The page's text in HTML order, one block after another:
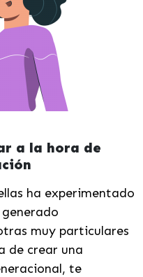
a la hora de
ha experimentado
muy particulares
de crear una
te